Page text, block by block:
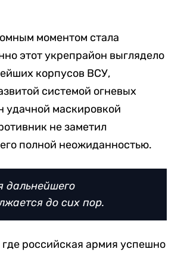
моментом стала
этот укрепрайон выглядело
корпусов ВСУ,
системой огневых
удачной маскировкой
не заметил
полной неожиданностью.
дальнейшего
до сих пор.
российская армия успешно